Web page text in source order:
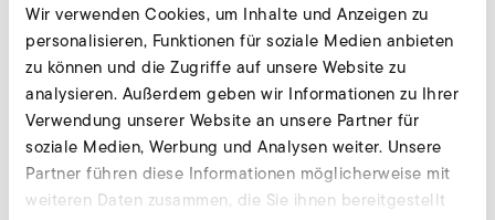
Wir verwenden Cookies, um Inhalte und Anzeigen zu
personalisieren, Funktionen für soziale Medien anbieten
zu können und die Zugriffe auf unsere Website zu
analysieren. Außerdem geben wir Informationen zu Ihrer
Verwendung unserer Website an unsere Partner für
soziale Medien, Werbung und Analysen weiter. Unsere
Partner führen diese Informationen möglicherweise mit
weiteren Daten zusammen, die Sie ihnen bereitgestellt
Seit 2005 ist das vom Energy Drink-Hersteller „Red Bull“
ins Leben gerufene, gleichnamige Air Race eine offizielle
Wettkampfserie, die jährlich rund um den Globus
ausgetragen wird. Nur die weltbesten Kunstfliegerpiloten
dürfen hierbei teilnehmen. Für einen sicheren Ablauf der
Veranstaltung ist die gleichbleibende Form und Position
der Pylone sowie das „wieder- in-Form-kommen“ nach